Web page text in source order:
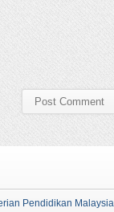
Pendidikan Malaysia